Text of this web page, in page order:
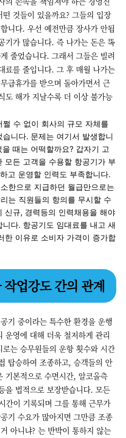
것들이 있을까요? 그들의 입장
니다. 우선 예전만큼 장사가 안됩
기가 많습니다. 즉 나가는 돈은 똑
줄었습니다. 그래서 그들은 빌려
료를 줄입니다. 그 후 매월 나가는
급휴가를 받으며 돌아가면서 근
도 해가 지날수록 더 이상 불가능
수 없이 회사의 규모 자체를
니다. 문제는 여기서 발생합니
때는 어떡할까요? 갑자기 고
모든 고객을 수용할 항공기가 부
고 운영할 인력도 부족합니다.
한으로 지급하던 월급만으로는
는 직원들의 항의를 무시할 수
신규, 경력등의 인력채용을 해야
다. 항공기도 임대료를 내고 새
한 이유로 소비자 가격이 증가합
업강도 간의 관계
기 중이라는 특수한 환경을 운행
운영에 대해 더욱 철저하게 관리
는 승무원들의 운항 횟수와 시간
탑승하여 조종하고, 승객들의 안
기본적으로 수면시간, 알코올측
을 법적으로 보장받습니다. 모든
간이 기록되며 그를 통해 근무가
기 수요가 많아지면 그만큼 조종
아니냐? 는 반박이 통하지 않는